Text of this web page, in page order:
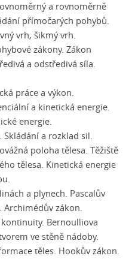
a rovnoměrně
přímočarých pohybů.
vrh, šikmý vrh.
zákony. Zákon
a odstředivá síla.
práce a výkon.
a kinetická energie.
energie.
Skládání a rozklad sil.
poloha tělesa. Těžiště
tělesa. Kinetická energie
a plynech. Pascalův
Archimédův zákon.
Bernoulliova
ve stěně nádoby.
těles. Hookův zákon.